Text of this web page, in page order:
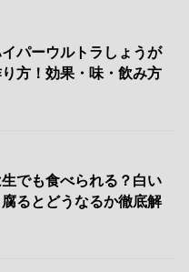
パーウルトラしょうが
方！効果・味・飲み方
でも食べられる？白い
るとどうなるか徹底解